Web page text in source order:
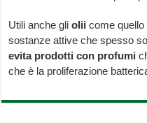
Utili anche gliolii come
sostanze attive che spesso
evita prodotti con profumi
che è la proliferazione